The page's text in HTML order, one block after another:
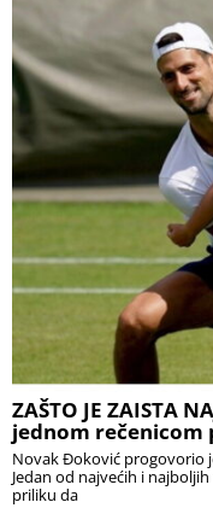
ZAŠTO JE ZAISTA
jednom
Novak Đoković progovorio
Jedan od najvećih i
priliku da